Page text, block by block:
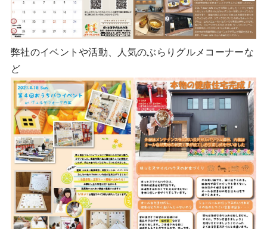
弊社のイベントや活動、人気のぶらりグルメコーナーな
ど